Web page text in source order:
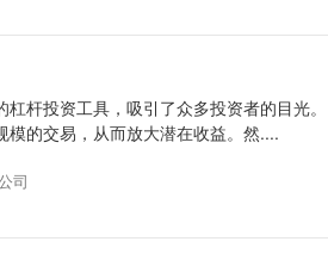
杆投资工具，吸引了众多投资者的目光。
的交易，从而放大潜在收益。然....
司